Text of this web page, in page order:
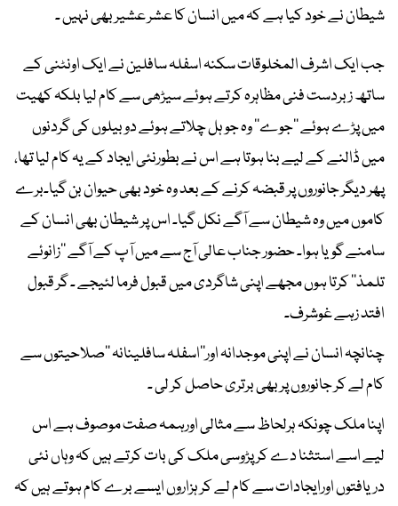
شیطان نے خود کیا ہے کہ میں انسان کا عشر عشیربھی نہیں ۔
جب ایک اشرف المخلوقات سکنہ اسفلہ سافلین نے ایک اونٹنی کے
ساتھ زبردست فنی مظاہرہ کرتے ہوئے سیڑھی سے کام لیا بلکہ کھیت
میں پڑے ہوئے ’’جوے‘‘ وہ جو ہل چلاتے ہوئے دوبیلوں کی گردنوں
میں ڈالنے کے لیے بنا ہوتا ہے اس نے بطورنئی ایجاد کے یہ کام لیا تھا،
پھر دیگر جانوروں پر قبضہ کرنے کے بعد وہ خود بھی حیوان بن گیا۔برے
کاموں میں وہ شیطان سے آگے نکل گیا۔ اس پر شیطان بھی انسان کے
سامنے گویا ہوا۔ حضور جناب عالی آج سے میں آپ کے آگے ’’زانوئے
تلمذ‘‘ کرتا ہوں مجھے اپنی شاگردی میں قبول فرما لئیجے ۔ گر قبول
افتد زہے غوشرف۔
چنانچہ انسان نے اپنی موجدانہ اور’’اسفلہ سافلینانہ ‘‘صلاحیتوں سے
کام لے کر جانوروں پر بھی برتری حاصل کر لی ۔
اپنا ملک چونکہ ہرلحاظ سے مثالی اورہمہ صفت موصوف ہے اس
لیے اسے استثنا دے کر پڑوسی ملک کی بات کرتے ہیں کہ وہاں نئی
دریافتوں اورایجادات سے کام لے کر ہزاروں ایسے برے کام ہوتے ہیں کہ